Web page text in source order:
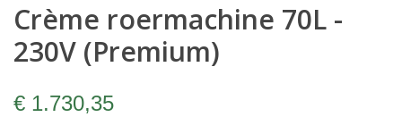
Crème roermachine 70L -
230V (Premium)
€ 1.730,35